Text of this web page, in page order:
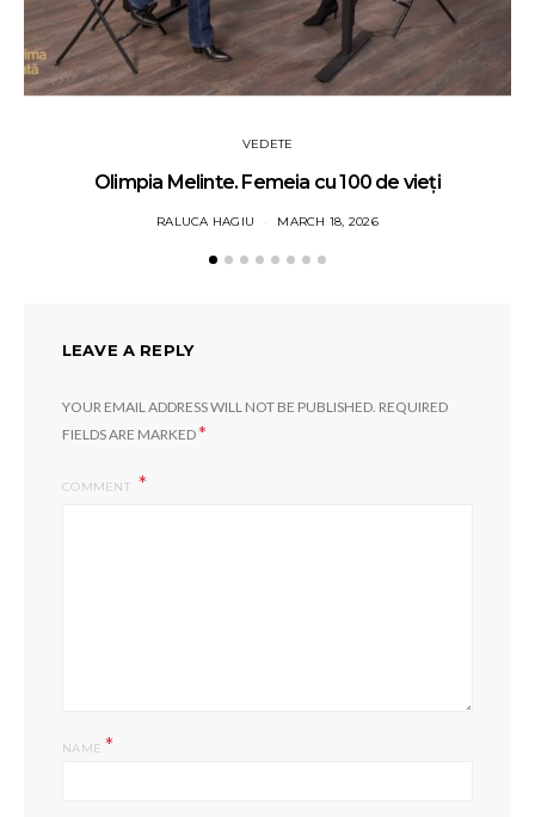
VEDETE
Olimpia Melinte. Femeia cu 100 de vieți
RALUCA HAGIU MARCH 18, 2026
LEAVE A REPLY
YOUR EMAIL ADDRESS WILL NOT BE PUBLISHED. REQUIRED
FIELDS ARE MARKED*
COMMENT
NAME*